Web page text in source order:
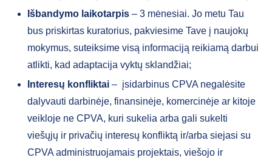
Išbandymo laikotarpis – 3 mėnesiai. Jo metu Tau
bus priskirtas kuratorius, pakviesime Tave į naujokų
mokymus, suteiksime visą informaciją reikiamą darbui
atlikti, kad adaptacija vyktų sklandžiai;
Interesų konfliktai – įsidarbinus CPVA negalėsite
dalyvauti darbinėje, finansinėje, komercinėje ar kitoje
veikloje ne CPVA, kuri sukelia arba gali sukelti
viešųjų ir privačių interesų konfliktą ir/arba siejasi su
CPVA administruojamais projektais, viešojo ir